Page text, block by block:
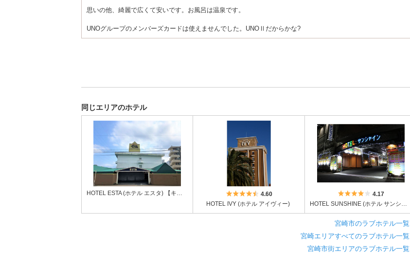
思いの他、綺麗で広くて安いです。お風呂は温泉です。
UNOグループのメンバーズカードは使えませんでした。UNOⅡだからかな?
同じエリアのホテル
HOTEL ESTA (ホテル エスタ) 【キラリグループ】 5つ星のうち4.5
4.60
HOTEL IVY (ホテル アイヴィー)
5つ星のうち4
4.17
HOTEL SUNSHINE (ホテル サンシャイン)【キラリグループ】
宮崎市のラブホテル一覧
宮崎エリアすべてのラブホテル一覧
宮崎市街エリアのラブホテル一覧